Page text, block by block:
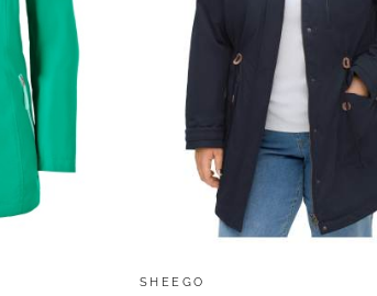
SHEEGO